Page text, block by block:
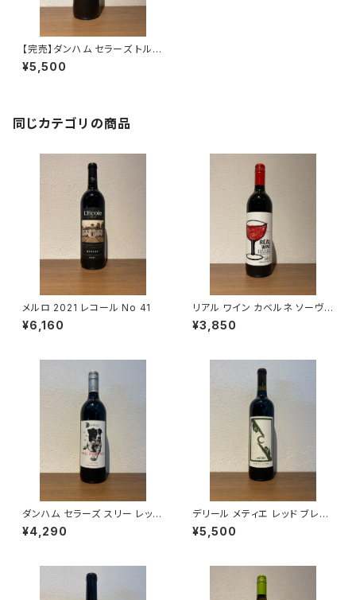
【完売】ダンハム セラーズ トルテ
ィーナ 2021
¥5,500
同じカテゴリの商品
メルロ 2021 レコール No 41
¥6,160
リアル ワイン カベルネ ソーヴィ
ニヨン 2021
¥3,850
ダンハム セラーズ スリー レッグ
ド レッド 2023 赤ワイン 750m
l¥4,290
デリール メティエ レッド ブレン
ド 2022 デリール・セラーズ 赤
ワイン 750ml
¥5,500